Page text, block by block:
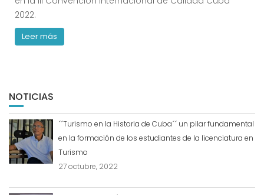
2022.
Leer más
NOTICIAS
´´Turismo en la Historia de Cuba´´ un pilar fundamental
en la formación de los estudiantes de la licenciatura en
Turismo
27 octubre, 2022